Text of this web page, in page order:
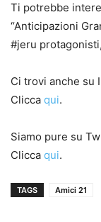
Ti potrebbe
“Anticipazioni
#jeru
Ci trovi anche su
Clicca qui.
Siamo pure su
Clicca qui.
TAGS Amici 21